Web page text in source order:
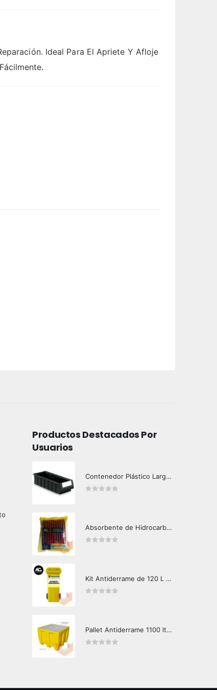
Ideal Para El Apriete Y Afloje
Productos Destacados Por
Usuarios
Contenedor Plástico Largo 501606
Absorbente de Hidrocarburos Hazard Control 1kg
Kit Antiderrame de 120 L Hazard Control (Hidrocarburos - Biodegradable)
Pallet Antiderrame 1100 lts IBC A